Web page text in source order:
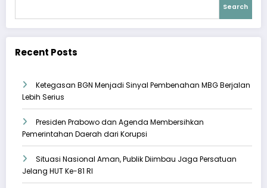
Search
Recent Posts
Ketegasan BGN Menjadi Sinyal Pembenahan MBG Berjalan
Lebih Serius
Presiden Prabowo dan Agenda Membersihkan
Pemerintahan Daerah dari Korupsi
Situasi Nasional Aman, Publik Diimbau Jaga Persatuan
Jelang HUT Ke-81 RI